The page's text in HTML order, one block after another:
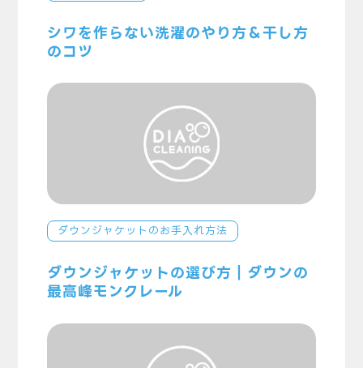
シワを作らない洗濯のやり方＆干し方
のコツ
ダウンジャケットのお手入れ方法
ダウンジャケットの選び方｜ダウンの
最高峰モンクレール